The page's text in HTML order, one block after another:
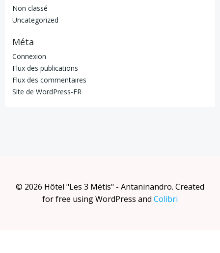
Non classé
Uncategorized
Méta
Connexion
Flux des publications
Flux des commentaires
Site de WordPress-FR
© 2026 Hôtel "Les 3 Métis" - Antaninandro. Created
for free using WordPress and Colibri